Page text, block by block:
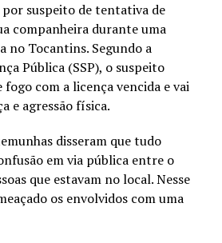
suspeito de tentativa de
companheira durante uma
no Tocantins. Segundo a
Pública (SSP), o suspeito
com a licença vencida e vai
e agressão física.
disseram que tudo
em via pública entre o
que estavam no local. Nesse
os envolvidos com uma